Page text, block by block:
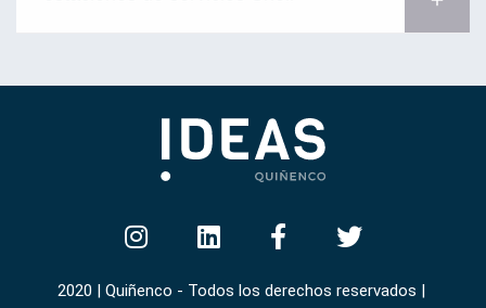
2020 | Quiñenco - Todos los derechos reservados |